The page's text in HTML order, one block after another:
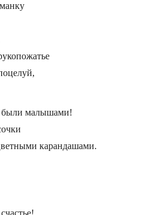
малышами!
карандашами.